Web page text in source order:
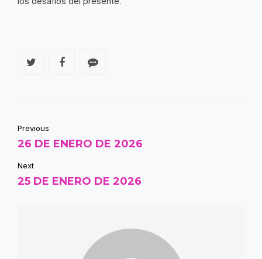
Previous
26 DE ENERO DE 2026
Next
25 DE ENERO DE 2026